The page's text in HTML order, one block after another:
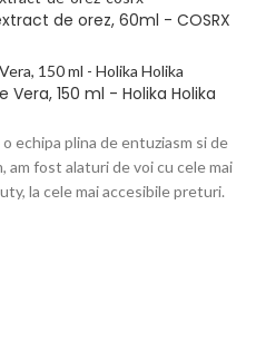
de orez, 60ml - COSRX
150 ml - Holika Holika
echipa plina de entuziasm si de
am fost alaturi de voi cu cele mai
la cele mai accesibile preturi.